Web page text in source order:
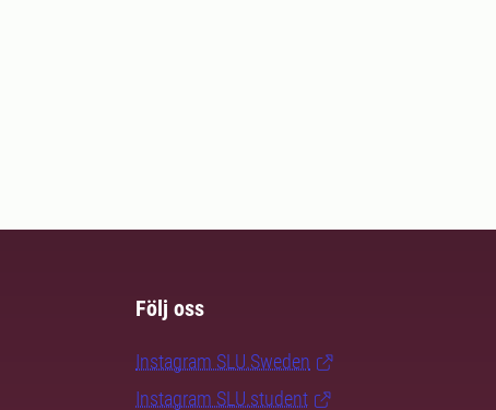
Följ oss
Instagram SLU.Sweden
Instagram SLU.student